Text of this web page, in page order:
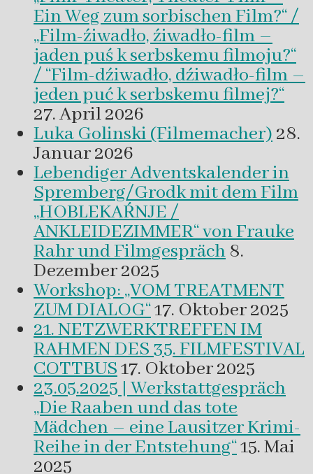
Ein Weg zum sorbischen Film?“ /
„Film-źiwadło, źiwadło-film –
jaden puś k serbskemu filmoju?“
/ “Film-dźiwadło, dźiwadło-film –
jeden puć k serbskemu filmej?“
27. April 2026
Luka Golinski (Filmemacher)28.
Januar 2026
Lebendiger Adventskalender in
Spremberg/Grodk mit dem Film
„HOBLEKAŔNJE /
ANKLEIDEZIMMER“ von Frauke
Rahr und Filmgespräch 8.
Dezember 2025
Workshop: „VOM TREATMENT
ZUM DIALOG“17. Oktober 2025
21. NETZWERKTREFFEN IM
RAHMEN DES 35. FILMFESTIVAL
COTTBUS17. Oktober 2025
23.05.2025 | Werkstattgespräch
„Die Raaben und das tote
Mädchen – eine Lausitzer Krimi-
Reihe in der Entstehung“15. Mai
2025